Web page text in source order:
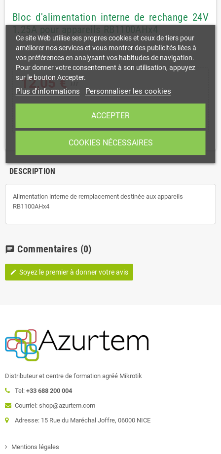
Bloc d'alimentation interne de rechange 24V
1.25A pour appareils RB1100AHx4
12,05 €
shopping_cartAJOUTER AU PANIER
DESCRIPTION
Alimentation interne de remplacement destinée aux appareils
RB1100AHx4
chat Commentaires (0)
edit Soyez le premier à donner votre avis
Distributeur et centre de formation agréé Mikrotik
Tel: +33 688 200 004
Courriel: shop@azurtem.com
Adresse: 15 Rue du Maréchal Joffre, 06000 NICE
Mentions légales
Ce site Web utilise ses propres cookies et ceux de tiers pour
améliorer nos services et vous montrer des publicités liées à
vos préférences en analysant vos habitudes de navigation.
Pour donner votre consentement à son utilisation, appuyez
sur le bouton Accepter.
Plus d'informations Personnaliser les cookies
COOKIES NÉCESSAIRES
ACCEPTER